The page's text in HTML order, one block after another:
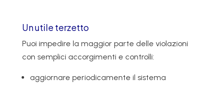
Un utile terzetto
Puoi impedire la maggior parte delle violazioni
con semplici accorgimenti e controlli:
aggiornare periodicamente il sistema